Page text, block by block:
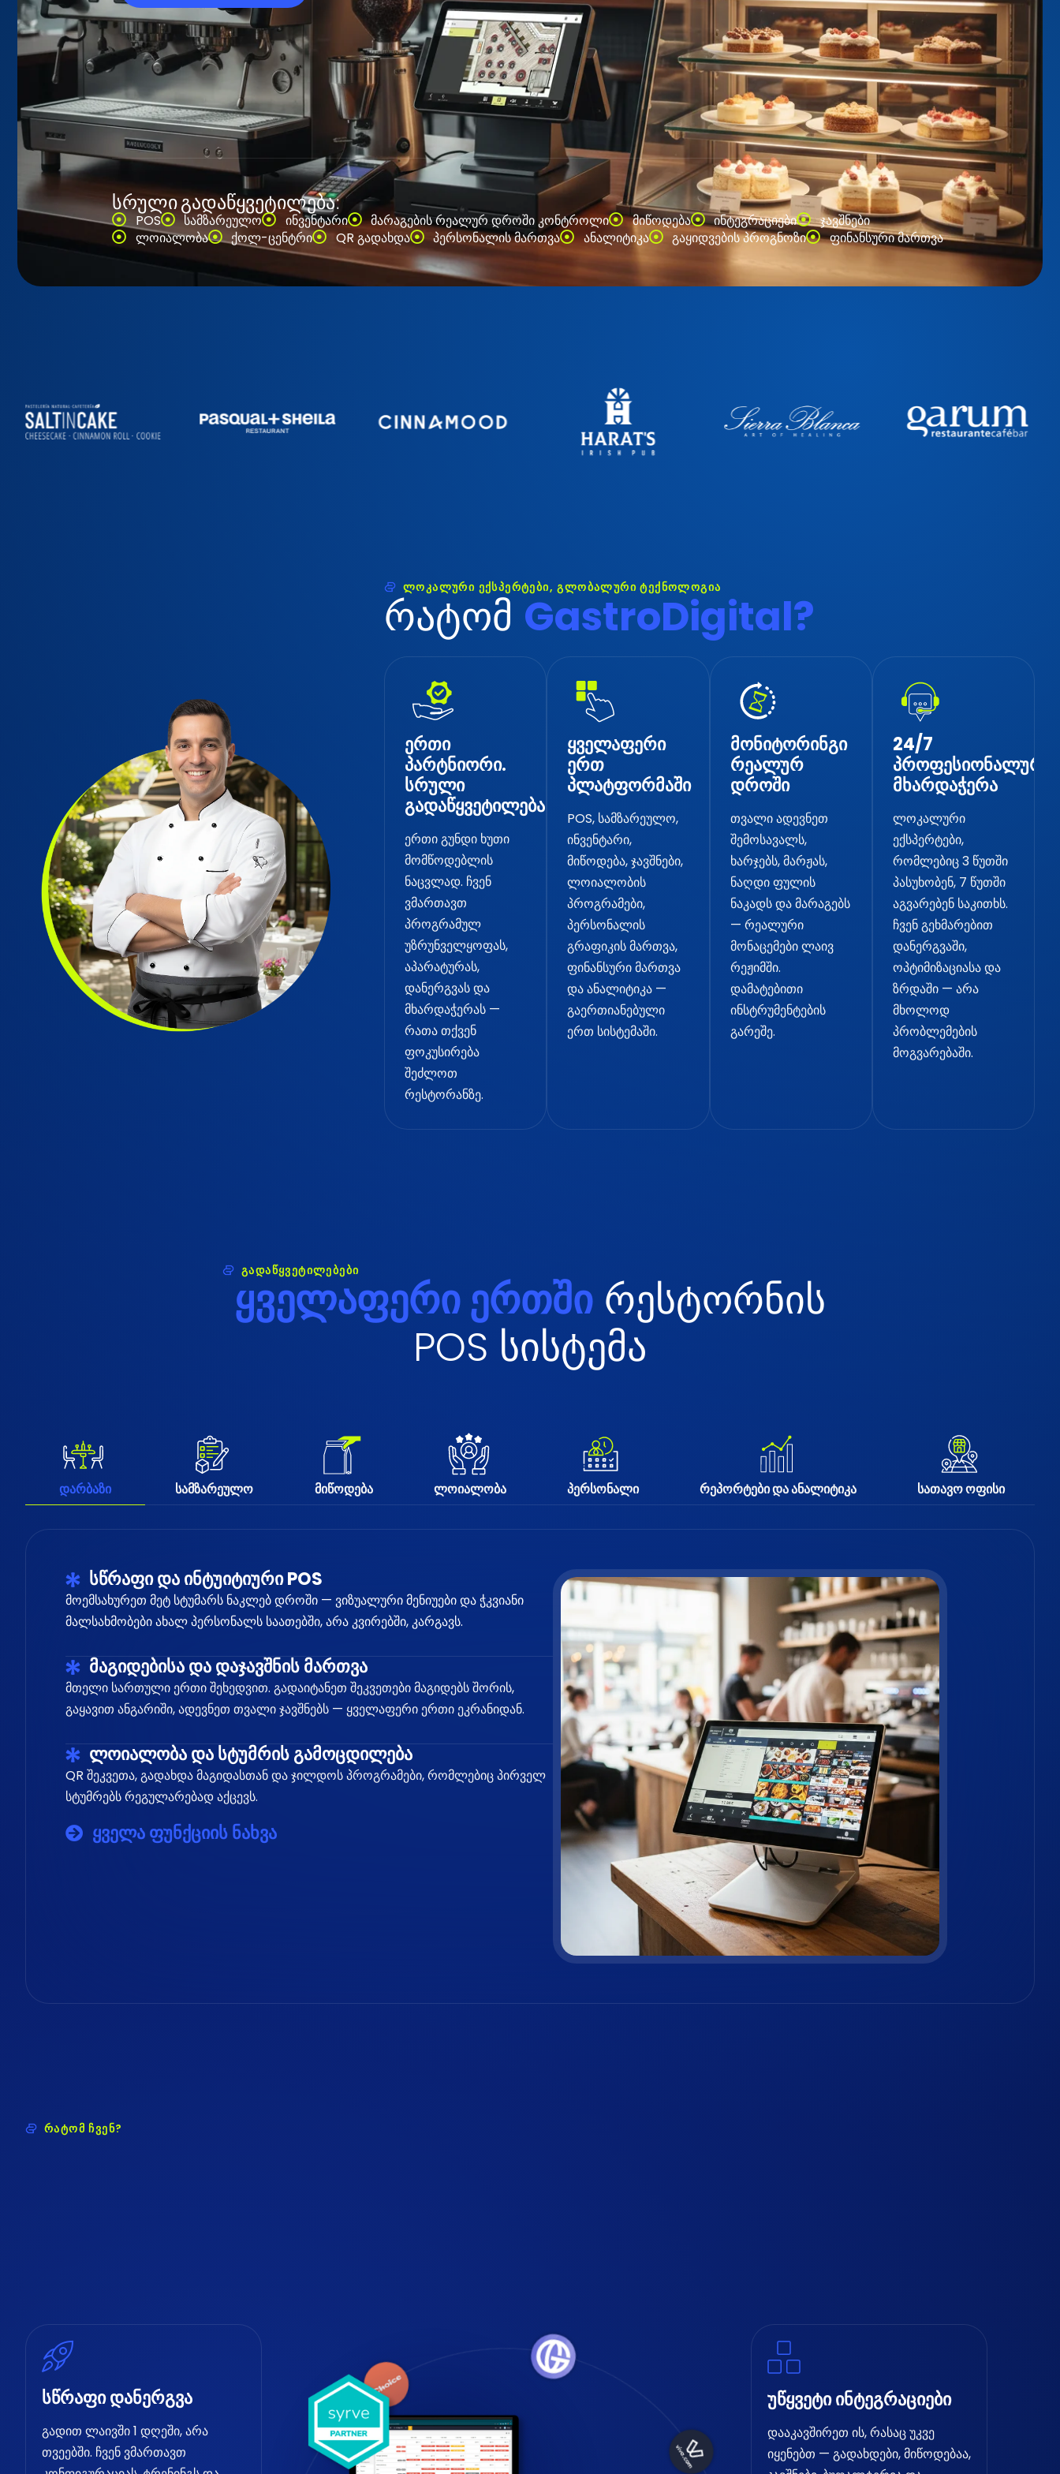
სრული გადაწყვეტილება:
POS სამზარეულო ინვენტარი მარაგების რეალურ დროში კონტროლი მიწოდება ინტეგრაციები
ჯავშნები
ლოიალობა
ქოლ-ცენტრი QR გადახდა პერსონალის მართვა ანალიტიკა გაყიდვების პროგნოზი ფინანსური მართვა
ლოკალური ექსპერტები, გლობალური ტექნოლოგია
რატომ GastroDigital?
ერთი
პარტნიორი.
სრული
გადაწყვეტილება.
ერთი გუნდი ხუთი
მომწოდებლის
ნაცვლად. ჩვენ
ვმართავთ
პროგრამულ
უზრუნველყოფას,
აპარატურას,
დანერგვას და
მხარდაჭერას —
რათა თქვენ
ფოკუსირება
შეძლოთ
რესტორანზე.
ყველაფერი
ერთ
პლატფორმაში
POS, სამზარეულო,
ინვენტარი,
მიწოდება, ჯავშნები,
ლოიალობის
პროგრამები,
პერსონალის
გრაფიკის მართვა,
ფინანსური მართვა
და ანალიტიკა —
გაერთიანებული
ერთ სისტემაში.
მონიტორინგი
რეალურ
დროში
თვალი ადევნეთ
შემოსავალს,
ხარჯებს, მარჟას,
ნაღდი ფულის
ნაკადს და მარაგებს
— რეალური
მონაცემები ლაივ
რეჟიმში.
დამატებითი
ინსტრუმენტების
გარეშე.
24/7
პროფესიონალური
მხარდაჭერა
ლოკალური
ექსპერტები,
რომლებიც 3 წუთში
პასუხობენ, 7 წუთში
აგვარებენ საკითხს.
ჩვენ გეხმარებით
დანერგვაში,
ოპტიმიზაციასა და
ზრდაში — არა
მხოლოდ
პრობლემების
მოგვარებაში.
გადაწყვეტილებები
ყველაფერიერთში რესტორნის
POS სისტემა
დარბაზი სამზარეულო მიწოდება ლოიალობა პერსონალი რეპორტები და ანალიტიკა სათავო ოფისი
სწრაფი და ინტუიტიური POS
მოემსახურეთ მეტ სტუმარს ნაკლებ დროში — ვიზუალური მენიუები და ჭკვიანი
მალსახმობები ახალ პერსონალს საათებში, არა კვირებში, კარგავს.
მაგიდებისა და დაჯავშნის მართვა
მთელი სართული ერთი შეხედვით. გადაიტანეთ შეკვეთები მაგიდებს შორის,
გაყავით ანგარიში, ადევნეთ თვალი ჯავშნებს — ყველაფერი ერთი ეკრანიდან.
ლოიალობა და სტუმრის გამოცდილება
QR შეკვეთა, გადახდა მაგიდასთან და ჯილდოს პროგრამები, რომლებიც პირველ
სტუმრებს რეგულარებად აქცევს.
ყველა ფუნქციის ნახვა
რატომ ჩვენ?
სწრაფი დანერგვა
გადით ლაივში 1 დღეში, არა
თვეებში. ჩვენ ვმართავთ
უწყვეტი ინტეგრაციები
დააკავშირეთ ის, რასაც უკვე
იყენებთ — გადახდები, მიწოდებაა,